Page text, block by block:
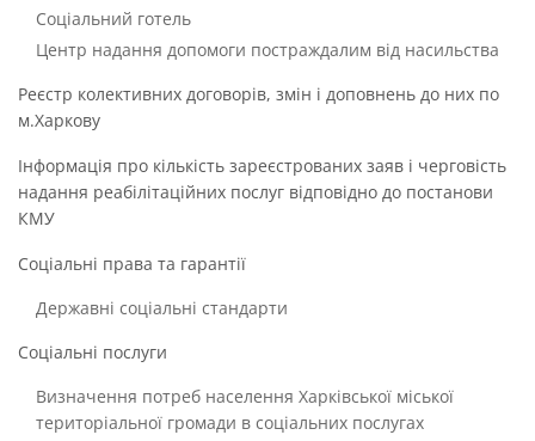
Соціальний готель
Центр надання допомоги постраждалим від насильства
Реєстр колективних договорів, змін і доповнень до них по
м.Харкову
Інформація про кількість зареєстрованих заяв і черговість
надання реабілітаційних послуг відповідно до постанови
КМУ
Соціальні права та гарантії
Державні соціальні стандарти
Соціальні послуги
Визначення потреб населення Харківської міської
територіальної громади в соціальних послугах